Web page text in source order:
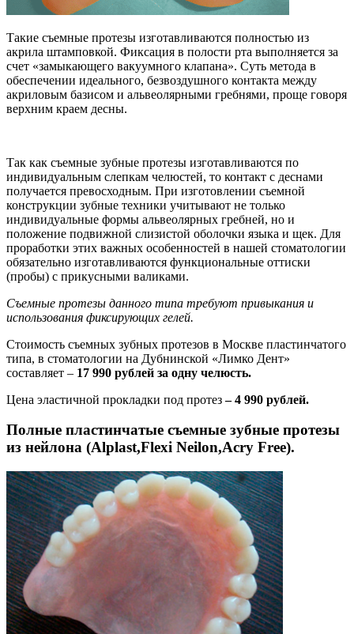
Такие съемные протезы изготавливаются полностью из
акрила штамповкой. Фиксация в полости рта выполняется за
счет «замыкающего вакуумного клапана». Суть метода в
обеспечении идеального, безвоздушного контакта между
акриловым базисом и альвеолярными гребнями, проще говоря
верхним краем десны.
Так как съемные зубные протезы изготавливаются по
индивидуальным слепкам челюстей, то контакт с деснами
получается превосходным. При изготовлении съемной
конструкции зубные техники учитывают не только
индивидуальные формы альвеолярных гребней, но и
положение подвижной слизистой оболочки языка и щек. Для
проработки этих важных особенностей в нашей стоматологии
обязательно изготавливаются функциональные оттиски
(пробы) с прикусными валиками.
Cъемные протезы данного типа требуют привыкания и
использования фиксирующих гелей.
Стоимость съемных зубных протезов в Москве пластинчатого
типа, в стоматологии на Дубнинской «Лимко Дент»
составляет – 17 990 рублей за одну челюсть.
Цена эластичной прокладки под протез– 4 990 рублей.
Полные пластинчатые съемные зубные протезы
из нейлона (Alplast,Flexi Neilon,Acry Free).